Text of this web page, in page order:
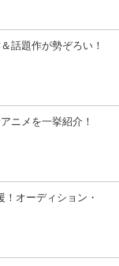
話題作が勢ぞろい！
ニメを一挙紹介！
オーディション・